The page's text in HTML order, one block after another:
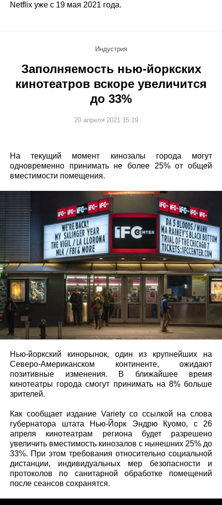
Netflix уже с 19 мая 2021 года.
Индустрия
Заполняемость нью-йоркских
кинотеатров вскоре увеличится
до 33%
20 апреля 2021 15:19
На текущий момент кинозалы города могут
одновременно принимать не более 25% от общей
вместимости помещения.
Нью-йоркский кинорынок, один из крупнейших на
Северо-Американском континенте, ожидают
позитивные изменения. В ближайшее время
кинотеатры города смогут принимать на 8% больше
зрителей.
Как сообщает издание Variety со ссылкой на слова
губернатора штата Нью-Йорк Эндрю Куомо, с 26
апреля кинотеатрам региона будет разрешено
увеличить вместимость кинозалов с нынешних 25% до
33%. При этом требования относительно социальной
дистанции, индивидуальных мер безопасности и
протоколов по санитарной обработке помещений
после сеансов сохранятся.